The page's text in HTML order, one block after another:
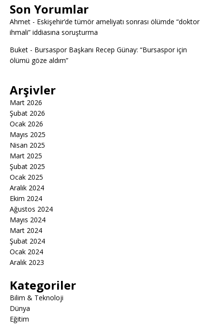
Son Yorumlar
Ahmet - Eskişehir’de tümör ameliyatı sonrası ölümde “doktor
ihmali” iddiasına soruşturma
Buket - Bursaspor Başkanı Recep Günay: “Bursaspor için
ölümü göze aldım”
Arşivler
Mart 2026
Şubat 2026
Ocak 2026
Mayıs 2025
Nisan 2025
Mart 2025
Şubat 2025
Ocak 2025
Aralık 2024
Ekim 2024
Ağustos 2024
Mayıs 2024
Mart 2024
Şubat 2024
Ocak 2024
Aralık 2023
Kategoriler
Bilim & Teknoloji
Dünya
Eğitim